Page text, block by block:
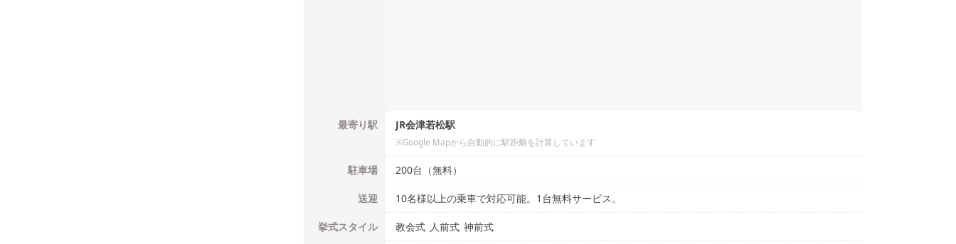
最寄り駅 JR会津若松駅
※Google Mapから自動的に駅距離を計算しています
駐車場 200台（無料）
送迎 10名様以上の乗車で対応可能。1台無料サービス。
挙式スタイル 教会式 人前式 神前式